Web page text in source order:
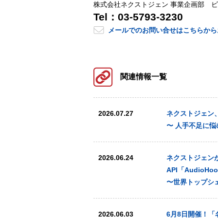
株式会社ネクストジェン 事業企画部
Tel：03-5793-3230
メールでのお問い合せはこちらか
関連情報一覧
2026.07.27
ネクストジェン
〜 人手不足に
2026.06.24
ネクストジェン
API「
〜世界トップシ
2026.06.03 6月8日開催！「